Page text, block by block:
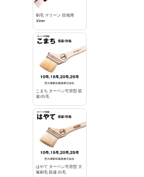
刷毛 マリーン 目地用
30mm
こまち ターペン可溶型 筋
違/白毛
はやて ターペン可溶型 大
塚刷毛 筋違 白毛